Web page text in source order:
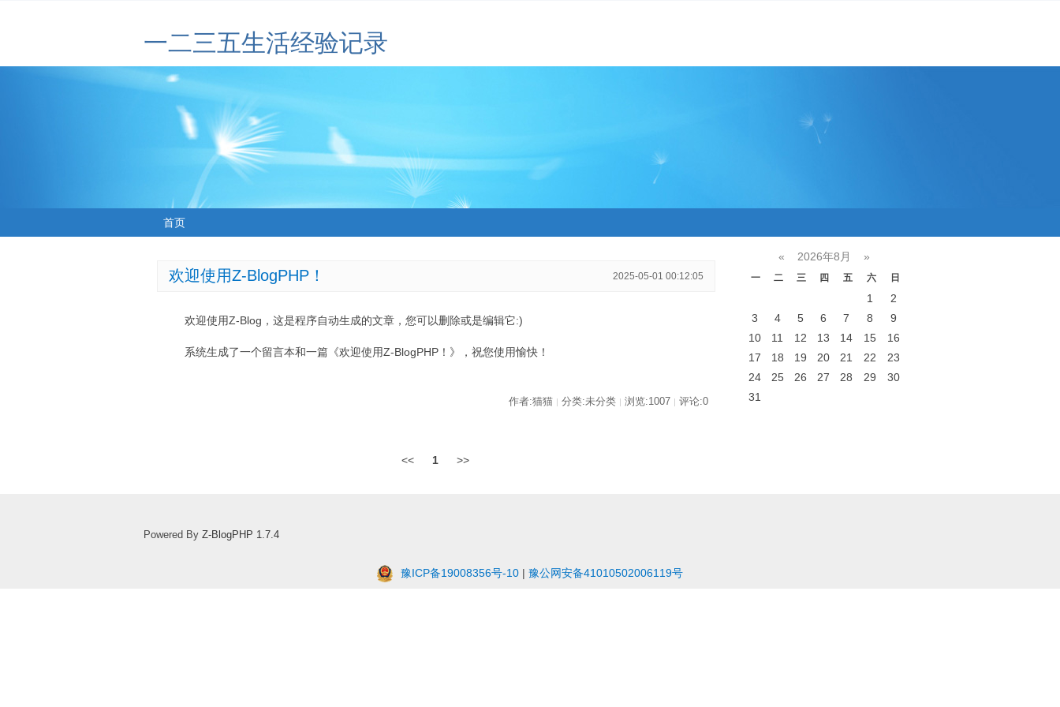
一二三五生活经验记录
首页
欢迎使用Z-BlogPHP！ 2025-05-01 00:12:05
欢迎使用Z-Blog，这是程序自动生成的文章，您可以删除或是编辑它:)
系统生成了一个留言本和一篇《欢迎使用Z-BlogPHP！》，祝您使用愉快！
作者:猫猫 | 分类:未分类 | 浏览:1007 | 评论:0
<< 1 >>
« 2026年8月 »
一 二 三 四 五 六 日
1
2
3
4 5 6 7 8
9
10
11 12 13 14 15
16
17
18 19 20 21 22
23
24
25 26 27 28 29
30
31
Powered By Z-BlogPHP 1.7.4
豫ICP备19008356号-10 | 豫公网安备41010502006119号